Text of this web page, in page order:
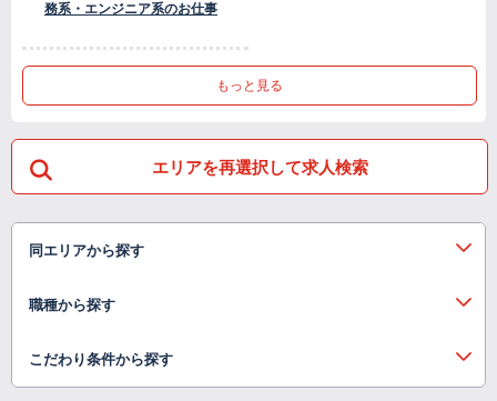
務系・エンジニア系のお仕事
もっと見る
エリアを再選択して求人検索
同エリアから探す
職種から探す
こだわり条件から探す